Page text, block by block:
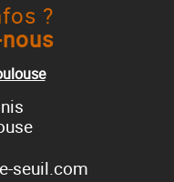
?
seuil.com